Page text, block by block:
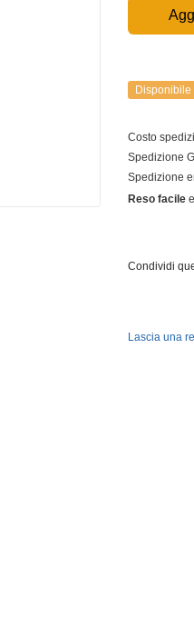
Disponibile
Costo
Spedizione
Spedizione
Reso facile
Condividi
Lascia una